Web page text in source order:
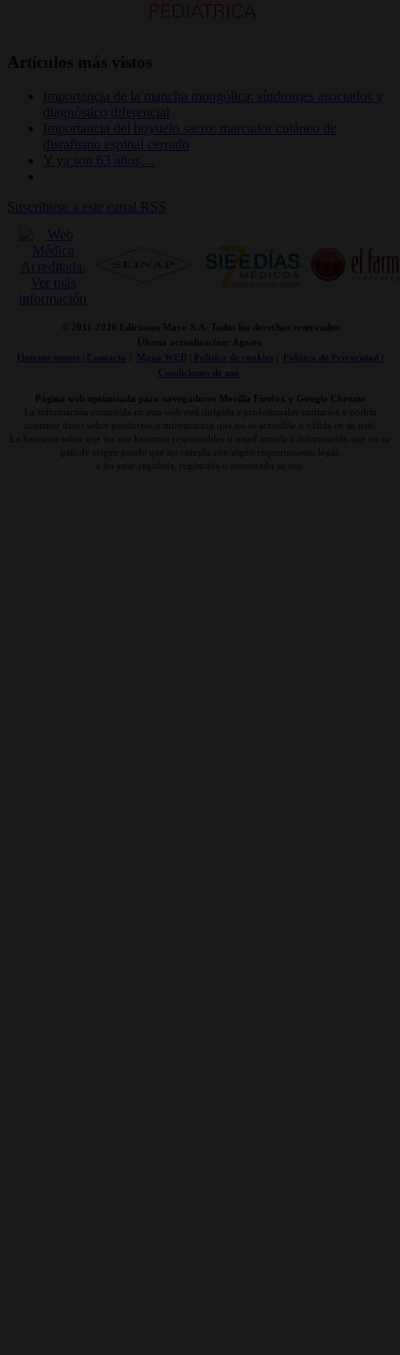
Artículos más vistos
Importancia de la mancha mongólica: síndromes asociados y
diagnóstico diferencial
Importancia del hoyuelo sacro: marcador cutáneo de
disrafismo espinal cerrado
Y ya son 63 años…
Suscribirse a este canal RSS
© 2011-2026 Ediciones Mayo S.A. Todos los derechos reservados
Última actualización: Agosto
Quienes somos| Contacto Mapa WEB| Politica de cookies|
Politica de Privacidad /
Condiciones de uso
Página web optimizada para navegadores Mozilla Firefox y Google Chrome
La información contenida en esta web está dirigida a profesionales sanitarios y podría
contener datos sobre productos o información que no es accesible o válida en su país.
Le hacemos saber que no nos hacemos responsables si usted accede a información que en su
país de origen puede que no cumpla con algún requerimiento legal,
o no estar regulada, registrada o autorizado su uso.